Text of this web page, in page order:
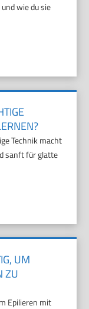
wie du sie
Technik macht
sanft für glatte
UM
ZU
Epilieren mit